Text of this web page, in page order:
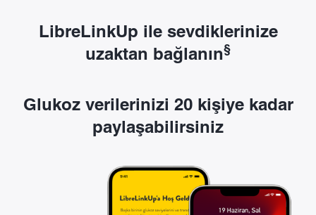
LibreLinkUp ile sevdiklerinize
uzaktan bağlanın§
Glukoz verilerinizi 20 kişiye kadar
paylaşabilirsiniz